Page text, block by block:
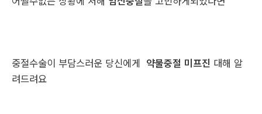
중절수술이 부담스러운 당신에게 약물중절 미프진 대해 알
려드려요